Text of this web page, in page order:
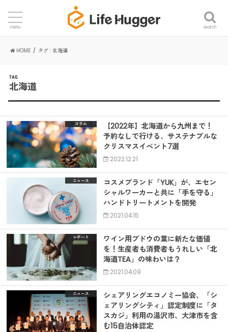
search
menu
HOME タグ : 北海道
TAG
北海道
コラム
【2022年】北海道から九州まで！
予約なしで行ける、サステナブルな
クリスマスイベント7選
2022.12.21
ニュース
コスメブランド「YUK」が、エセン
シャルワーカーと共に「手を守る」
ハンドトリートメントを開発
2021.04.15
レポート
ワイン用ブドウの葉に新たな価値
を！生産者も消費者もうれしい「北
海道TEA」の味わいは？
2021.04.09
ニュース
シェアリングエコノミー協会、「シ
ェアリングシティ」認定制度に「タ
スカジ」利用の湯沢市、大津市を含
む15自治体認定